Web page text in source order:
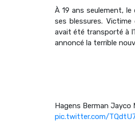
À 19 ans seulement,
ses blessures. Victime
avait été transporté à
annoncé la terrible
Hagens Berman
pic.twitter.com/